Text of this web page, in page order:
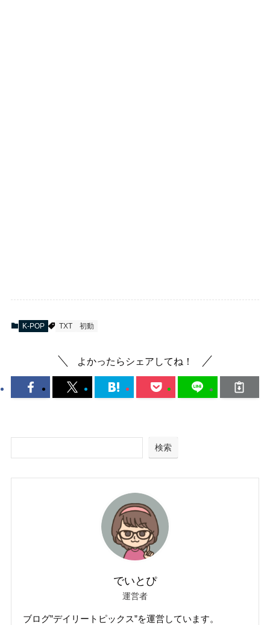
K-POP TXT 初動
よかったらシェアしてね！
検索
でいとぴ
運営者
ブログ”デイリートピックス”を運営しています。